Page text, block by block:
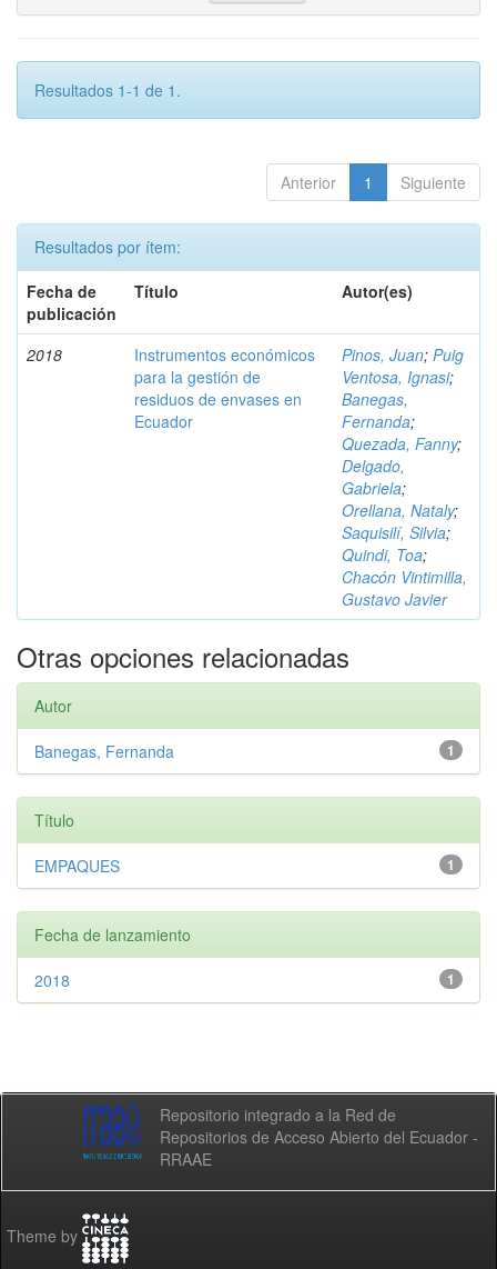
Resultados 1-1 de 1.
Anterior 1 Siguiente
Resultados por ítem:
Fecha de
publicación
Título Autor(es)
2018
Instrumentos económicos
para la gestión de
residuos de envases en
Ecuador
Pinos, Juan; Puig
Ventosa, Ignasi;
Banegas,
Fernanda;
Quezada, Fanny;
Delgado,
Gabriela;
Orellana, Nataly;
Saquisilí, Silvia;
Quindi, Toa;
Chacón Vintimilla,
Gustavo Javier
Otras opciones relacionadas
Autor
1
Banegas, Fernanda
Título
1
EMPAQUES
Fecha de lanzamiento
1
2018
Repositorio integrado a la Red de
Repositorios de Acceso Abierto del Ecuador -
RRAAE
Theme by